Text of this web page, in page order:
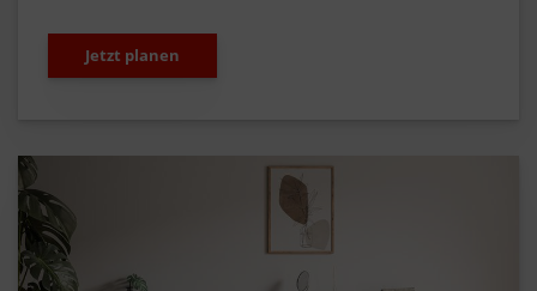
Jetzt planen